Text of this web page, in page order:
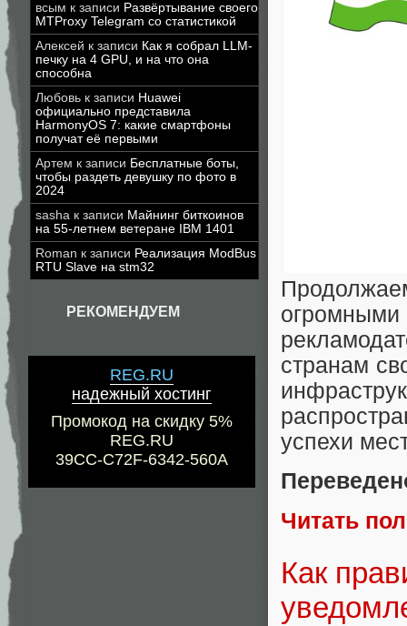
всым к записи Развёртывание своего
MTProxy Telegram со статистикой
Алексей к записи Как я собрал LLM-
печку на 4 GPU, и на что она
способна
Любовь к записи Huawei
официально представила
HarmonyOS 7: какие смартфоны
получат её первыми
Артем к записи Бесплатные боты,
чтобы раздеть девушку по фото в
2024
sasha к записи Майнинг биткоинов
на 55-летнем ветеране IBM 1401
Roman к записи Реализация ModBus
RTU Slave на stm32
РЕКОМЕНДУЕМ
REG.RU
надежный хостинг
Промокод на скидку 5%
REG.RU
39CC-C72F-6342-560A
странам
успехи
Читать
Как